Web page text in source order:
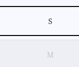
S
M